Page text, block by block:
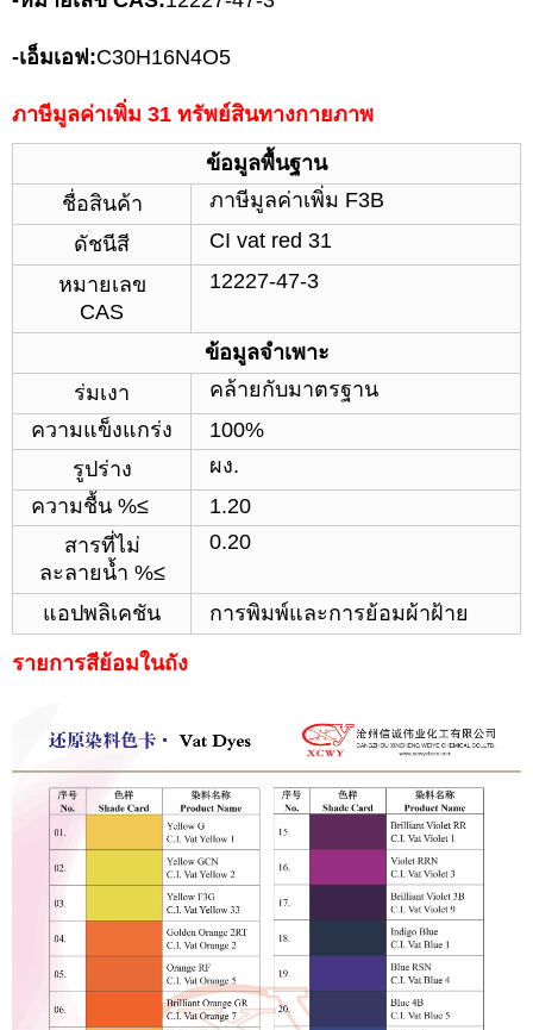
-เอ็มเอฟ:C30H16N4O5
ภาษีมูลค่าเพิ่ม 31 ทรัพย์สินทางกายภาพ
ข้อมูลพื้นฐาน
ชื่อสินค้า
ภาษีมูลค่าเพิ่ม F3B
ดัชนีสี
CI vat red 31
หมายเลข
CAS
12227-47-3
ข้อมูลจำเพาะ
ร่มเงา
คล้ายกับมาตรฐาน
ความแข็งแกร่ง
100%
รูปร่าง
ผง.
ความชื้น %≤
1.20
สารที่ไม่
ละลายน้ำ %≤
0.20
แอปพลิเคชัน การพิมพ์และการย้อมผ้าฝ้าย
รายการสีย้อมในถัง